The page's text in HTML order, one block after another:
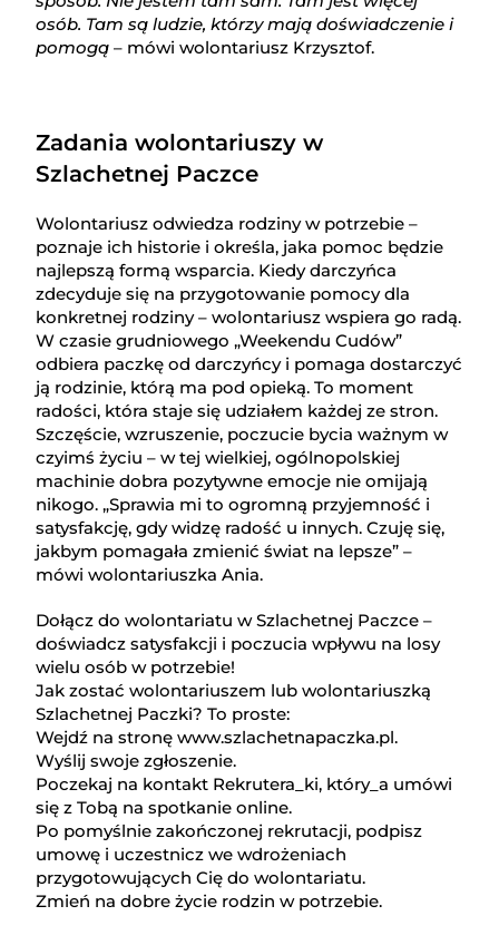
osób. Tam są ludzie, którzy mają doświadczenie i
pomogą – mówi wolontariusz Krzysztof.
Zadania wolontariuszy w
Szlachetnej Paczce
Wolontariusz odwiedza rodziny w potrzebie –
poznaje ich historie i określa, jaka pomoc będzie
najlepszą formą wsparcia. Kiedy darczyńca
zdecyduje się na przygotowanie pomocy dla
konkretnej rodziny – wolontariusz wspiera go radą.
W czasie grudniowego „Weekendu Cudów”
odbiera paczkę od darczyńcy i pomaga dostarczyć
ją rodzinie, którą ma pod opieką. To moment
radości, która staje się udziałem każdej ze stron.
Szczęście, wzruszenie, poczucie bycia ważnym w
czyimś życiu – w tej wielkiej, ogólnopolskiej
machinie dobra pozytywne emocje nie omijają
nikogo. „Sprawia mi to ogromną przyjemność i
satysfakcję, gdy widzę radość u innych. Czuję się,
jakbym pomagała zmienić świat na lepsze” –
mówi wolontariuszka Ania.
Dołącz do wolontariatu w Szlachetnej Paczce –
doświadcz satysfakcji i poczucia wpływu na losy
wielu osób w potrzebie!
Jak zostać wolontariuszem lub wolontariuszką
Szlachetnej Paczki? To proste:
Wejdź na stronę www.szlachetnapaczka.pl.
Wyślij swoje zgłoszenie.
Poczekaj na kontakt Rekrutera_ki, który_a umówi
się z Tobą na spotkanie online.
Po pomyślnie zakończonej rekrutacji, podpisz
umowę i uczestnicz we wdrożeniach
przygotowujących Cię do wolontariatu.
Zmień na dobre życie rodzin w potrzebie.